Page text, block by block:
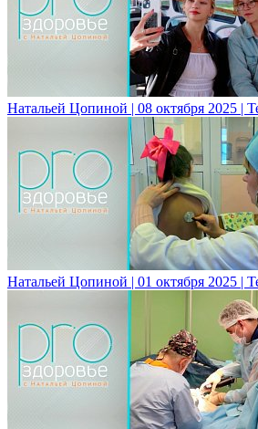
Натальей Цопиной | 08 октября 2025 |
Натальей Цопиной | 01 октября 2025 |